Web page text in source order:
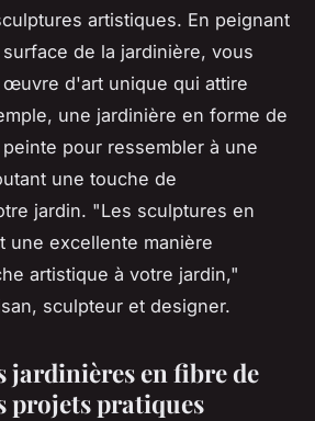
artistiques. En peignant
de la jardinière, vous
d'art unique qui attire
une jardinière en forme de
pour ressembler à une
une touche de
jardin. "Les sculptures en
une excellente manière
artistique à votre jardin,"
sculpteur et designer.
jardinières en fibre de
projets pratiques